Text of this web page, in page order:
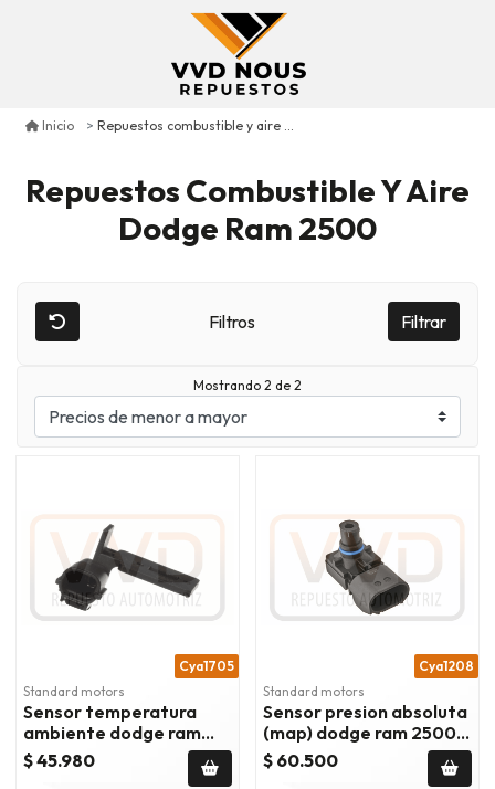
Inicio Repuestos combustible y aire dodge ram 2500
Repuestos Combustible Y Aire
Dodge Ram 2500
Filtros Filtrar
Mostrando 2 de 2
Cya1705
Standard motors
Sensor temperatura
ambiente dodge ram
2500 5.7 - 5.9
2003/2010
$ 45.980
Cya1208
Standard motors
Sensor presion absoluta
(map) dodge ram 2500
5.7 2003/2010
$ 60.500